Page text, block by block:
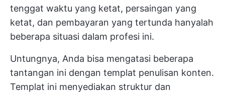
tenggat waktu yang ketat, persaingan yang
ketat, dan pembayaran yang tertunda hanyalah
beberapa situasi dalam profesi ini.
Untungnya, Anda bisa mengatasi beberapa
tantangan ini dengan templat penulisan konten.
Templat ini menyediakan struktur dan